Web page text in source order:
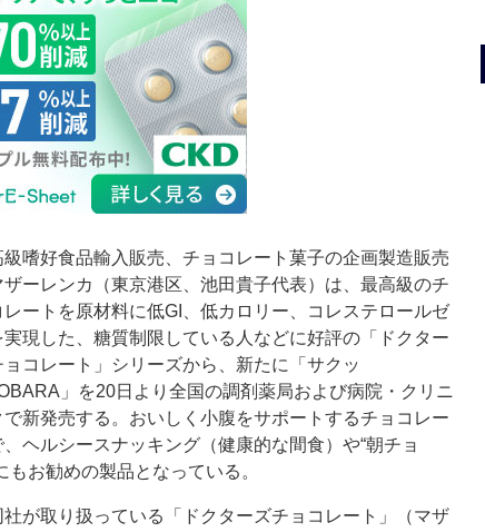
嗜好食品輸入販売、チョコレート菓子の企画製造販売
ザーレンカ（東京港区、池田貴子代表）は、最高級のチ
レートを原材料に低GI、低カロリー、コレステロールゼ
実現した、糖質制限している人などに好評の「ドクター
ョコレート」シリーズから、新たに「サクッ
」を20日より全国の調剤薬局および病院・クリニ
で新発売する。おいしく小腹をサポートするチョコレー
、ヘルシースナッキング（健康的な間食）や“朝チョ
もお勧めの製品となっている。
が取り扱っている「ドクターズチョコレート」（マザ